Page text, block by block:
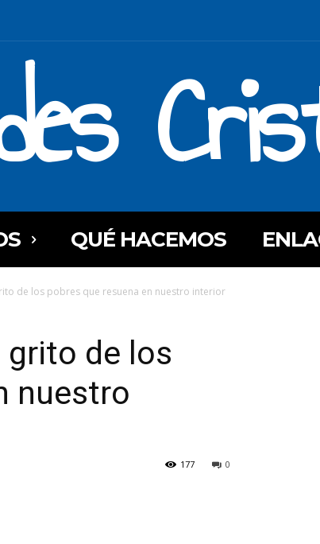
QUÉ HACEMOS
de los pobres que resuena en nuestro interior
grito de los
nuestro
0
177